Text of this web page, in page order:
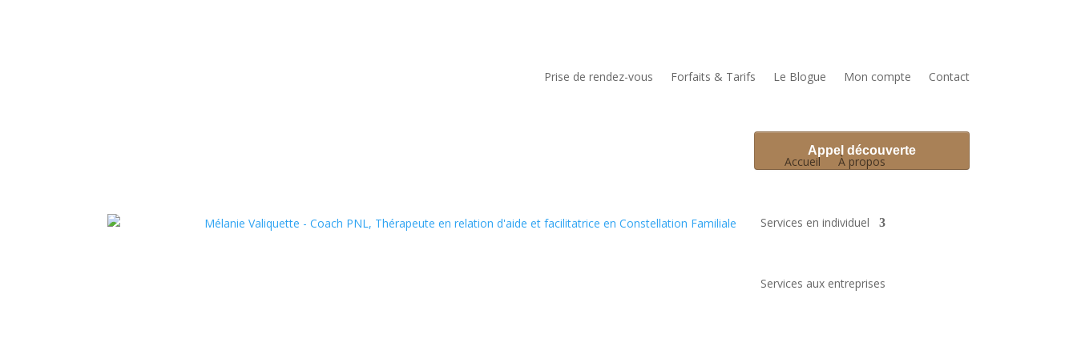
Prise de rendez-vous Forfaits & Tarifs Le Blogue Mon compte Contact
Accueil À propos
Services en individuel
Services aux entreprises